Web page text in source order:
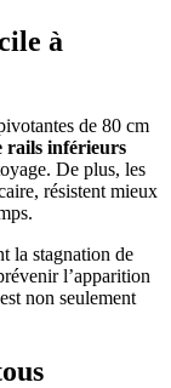
à
de 80 cm
rails inférieurs
De plus, les
résistent mieux
la stagnation de
l’apparition
non seulement